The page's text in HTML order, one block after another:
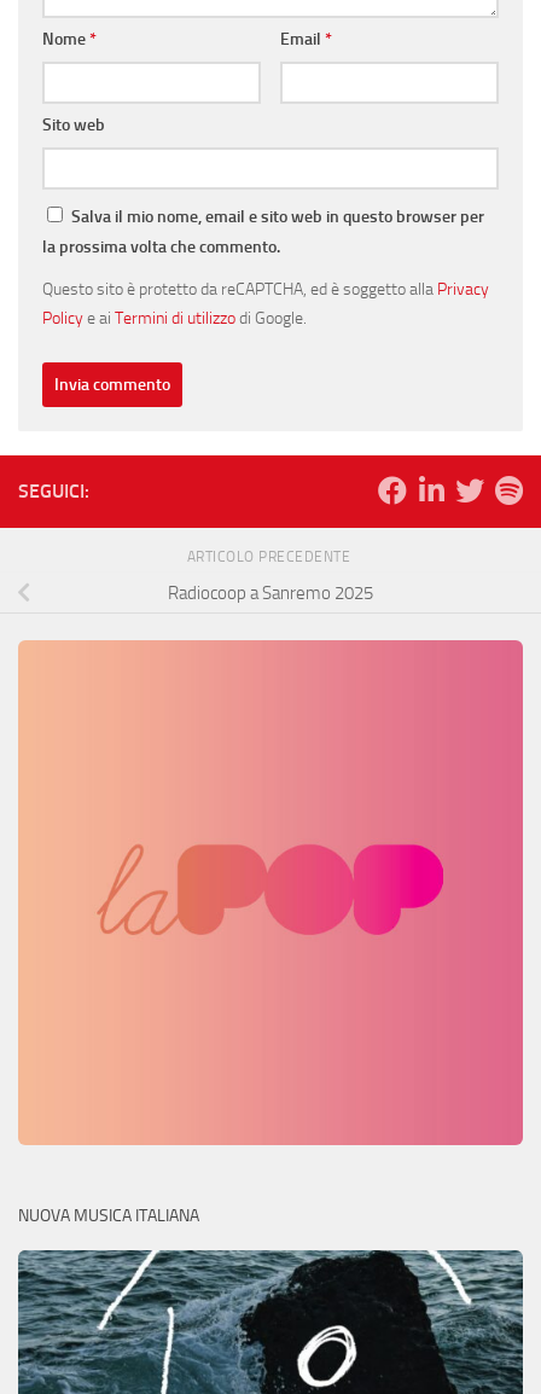
Nome* Email *
Sito web
Salva il mio nome, email e sito web in questo browser per
la prossima volta che commento.
Questo sito è protetto da reCAPTCHA, ed è soggetto alla Privacy
Policye ai Termini di utilizzodi Google.
SEGUICI:
ARTICOLO PRECEDENTE
Radiocoop a Sanremo 2025
NUOVA MUSICA ITALIANA